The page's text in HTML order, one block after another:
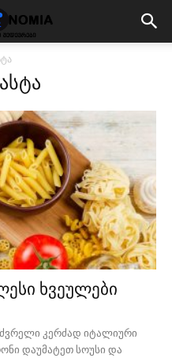
ხვეულები
კერძად იტალიური
დაუმატეთ სოუსი და